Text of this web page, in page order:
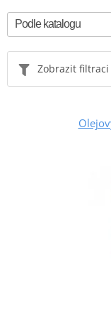
Zobrazit filtraci